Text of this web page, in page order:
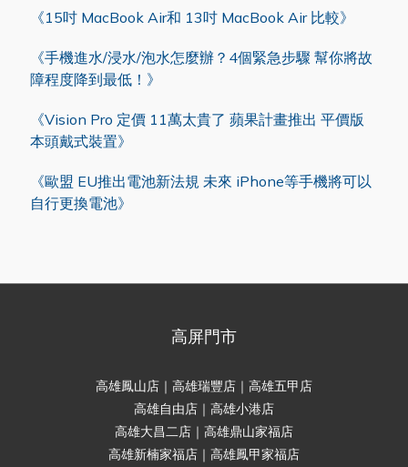
《15吋 MacBook Air和 13吋 MacBook Air 比較》
《手機進水/浸水/泡水怎麼辦？4個緊急步驟 幫你將故
障程度降到最低！》
《Vision Pro 定價 11萬太貴了 蘋果計畫推出 平價版
本頭戴式裝置》
《歐盟 EU推出電池新法規 未來 iPhone等手機將可以
自行更換電池》
高屏門市
高雄鳳山店｜高雄瑞豐店｜高雄五甲店
高雄自由店｜高雄小港店
高雄大昌二店｜高雄鼎山家福店
高雄新楠家福店｜高雄鳳甲家福店